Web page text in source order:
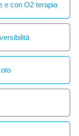
e con O2 terapia